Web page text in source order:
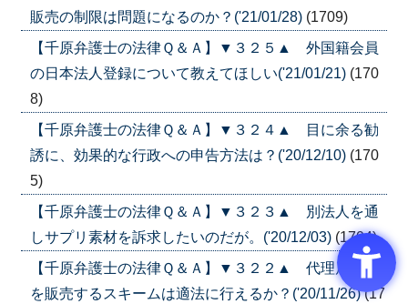
販売の制限は問題になるのか？('21/01/28) (1709)
【千原弁護士の法律Ｑ＆Ａ】▼３２５▲ 外国籍会員
の日本法人登録について教えてほしい('21/01/21) (170
8)
【千原弁護士の法律Ｑ＆Ａ】▼３２４▲ 目に余る勧
誘に、効果的な行政への申告方法は？('20/12/10) (170
5)
【千原弁護士の法律Ｑ＆Ａ】▼３２３▲ 別法人を通
しサプリ素材を訴求したいのだが。('20/12/03) (1704)
【千原弁護士の法律Ｑ＆Ａ】▼３２２▲ 代理店権利
を販売するスキームは適法に行えるか？('20/11/26)(17